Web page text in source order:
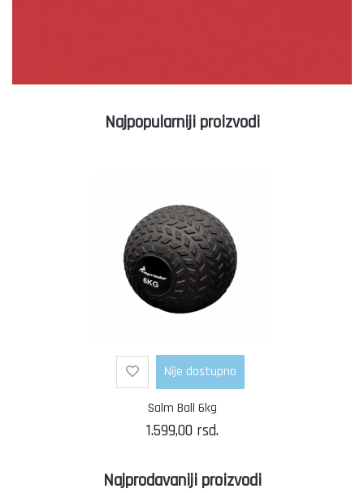
Najpopularniji proizvodi
Nije dostupno
Salm Ball 6kg
1.599,00 rsd.
Najprodavaniji proizvodi